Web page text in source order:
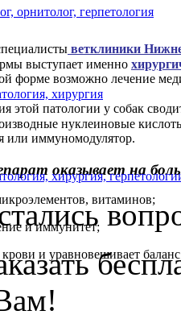
ветклиники
выступает именно
форме возможно лечение
этой патологии у собак
нуклеиновые
или иммуномодулятор.
оказывает на
витаминов;
и иммунитет;
и уравновешивает
орнитолог, герпетология
хирургия
хирургия,